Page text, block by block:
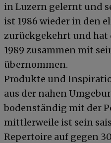
in Luzern gelernt und
ist 1986 wieder in den
zurückgekehrt und hat
1989 zusammen mit
übernommen.
Produkte und
aus der nahen
bodenständig mit der
mittlerweile ist sein
Repertoire auf gegen